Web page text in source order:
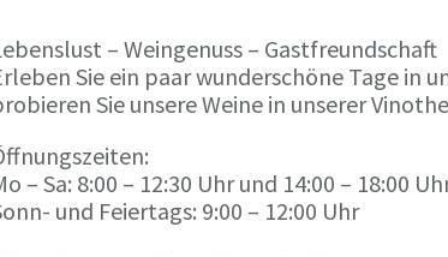
– Weingenuss – Gastfreundschaft
Sie ein paar wunderschöne Tage in
Sie unsere Weine in unserer
– Sa: 8:00 – 12:30 Uhr und 14:00 – 18:00
und Feiertags: 9:00 – 12:00 Uhr